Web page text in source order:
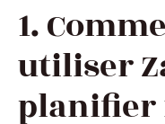
1.
utiliser
planifier